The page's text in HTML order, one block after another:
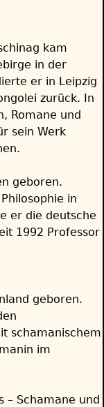
kam
in der
er in Leipzig
zurück. In
Romane und
sein Werk
geboren.
in
er die deutsche
1992 Professor
geboren.
schamanischem
im
– Schamane und